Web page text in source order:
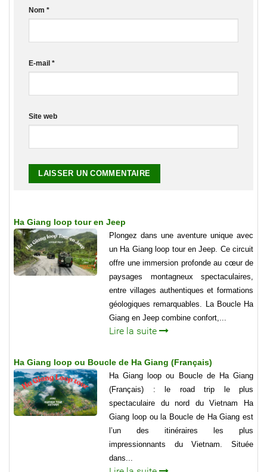
Nom *
E-mail *
Site web
Ha Giang loop tour en Jeep
Plongez dans une aventure unique avec
un Ha Giang loop tour en Jeep. Ce circuit
offre une immersion profonde au cœur de
paysages montagneux spectaculaires,
entre villages authentiques et formations
géologiques remarquables. La Boucle Ha
Giang en Jeep combine confort,...
Lire la suite
Ha Giang loop ou Boucle de Ha Giang (Français)
Ha Giang loop ou Boucle de Ha Giang
(Français) : le road trip le plus
spectaculaire du nord du Vietnam Ha
Giang loop ou la Boucle de Ha Giang est
l’un des itinéraires les plus
impressionnants du Vietnam. Située
dans...